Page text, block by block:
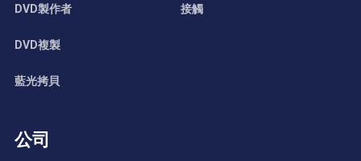
DVD製作者
DVD複製
藍光拷貝
接觸
公司